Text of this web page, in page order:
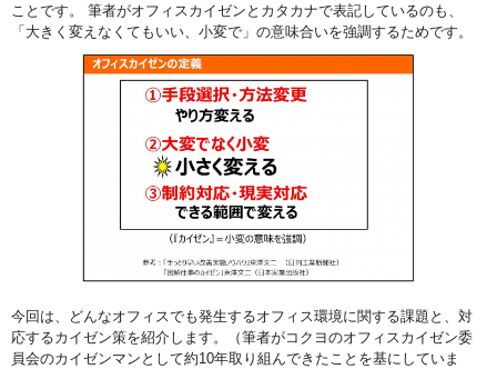
ことです。 筆者がオフィスカイゼンとカタカナで表記しているのも、
「大きく変えなくてもいい、小変で」の意味合いを強調するためです。
今回は、どんなオフィスでも発生するオフィス環境に関する課題と、対
応するカイゼン策を紹介します。（筆者がコクヨのオフィスカイゼン委
員会のカイゼンマンとして約10年取り組んできたことを基にしていま